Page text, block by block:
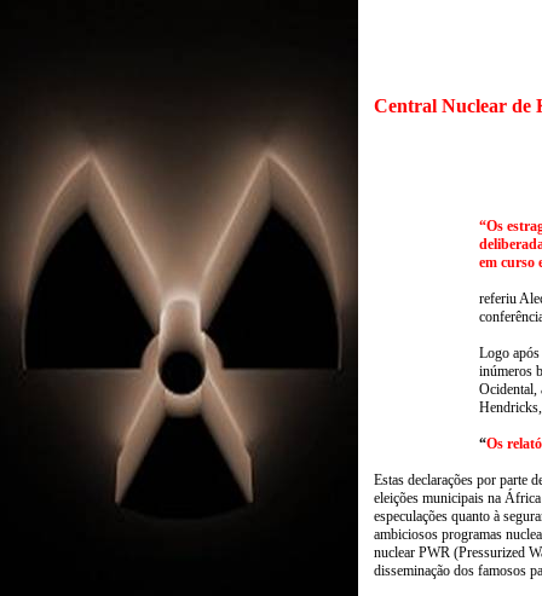
Central Nuclear de
“Os
em curso
referiu
Logo após
inúmeros
Ocidental,
“Os
Estas declarações por parte
eleições municipais na
especulações quanto à
ambiciosos programas
nuclear PWR (Pressurized
disseminação dos famosos